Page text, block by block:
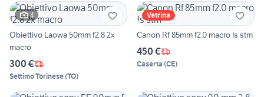
4
Obiettivo Laowa 50mm f2.8 2x
macro
300 €
Settimo Torinese(TO)
Vetrina
Canon Rf 85mm f2.0 macro Is stm
450 €
Caserta (CE)